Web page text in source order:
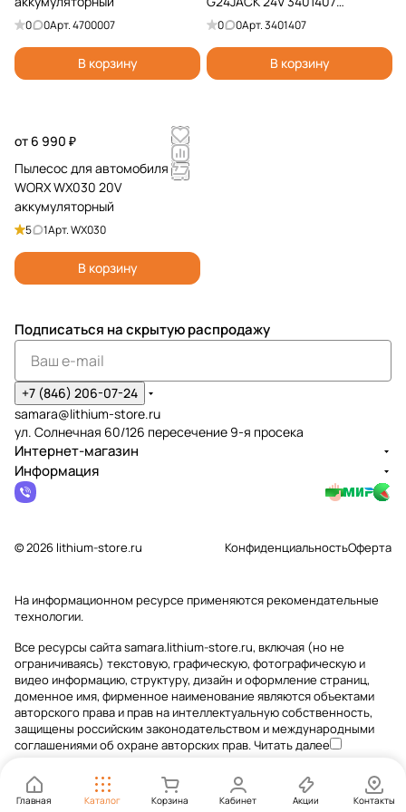
0 0Арт.4700007
В корзину
аккумуляторный
0 0Арт.3401407
В корзину
от 6 990 ₽
Пылесос для автомобиля
WORX WX030 20V
аккумуляторный
5 1Арт.WX030
В корзину
Главная Каталог Корзина Кабинет Акции Контакты
Подписаться на скрытую распродажу
+7 (846) 206-07-24
samara@lithium-store.ru
ул. Солнечная 60/126 пересечение 9-я просека
Интернет-магазин
Информация
© 2026 lithium-store.ru КонфиденциальностьОферта
На информационном ресурсе применяютсярекомендательные
технологии.
Все ресурсы сайта samara.lithium-store.ru, включая (но не
ограничиваясь) текстовую, графическую, фотографическую и
видео информацию, структуру, дизайн и оформление страниц,
доменное имя, фирменное наименование являются объектами
авторского права и прав на интеллектуальную собственность,
защищены российским законодательством и международными
соглашениями об охране авторских прав.Читать далее